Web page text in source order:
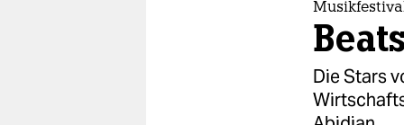
Die Stars